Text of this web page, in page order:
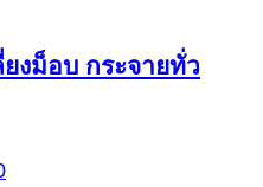
งม็อบ กระจายทั่ว